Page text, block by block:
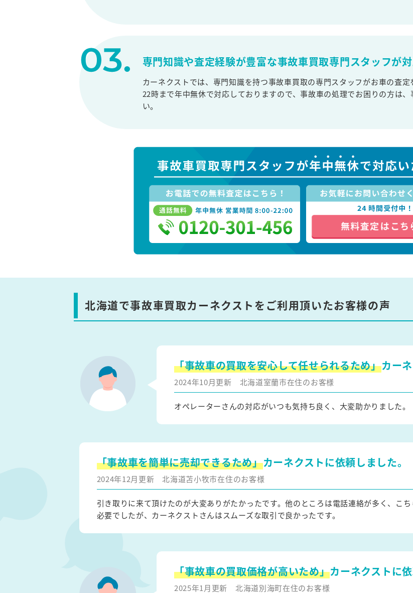
専門知識や査定経験が豊富な事故車買取専門スタッフが
カーネクストでは、専門知識を持つ事故車買取の専門スタッフがお車の査
22時まで年中無休で対応しておりますので、事故車の処理でお困りの方は
い。
北海道で事故車買取カーネクストをご利用頂いたお客様の声
「事故車の買取を安心して任せられるため」カー
2024年10月更新 北海道室蘭市在住のお客様
オペレーターさんの対応がいつも気持ち良く、大変助かりました。
「事故車を簡単に売却できるため」カーネクストに依頼しました。
2024年12月更新北海道苫小牧市在住のお客様
引き取りに来て頂けたのが大変ありがたかったです。他のところは電話連絡が多く、こ
必要でしたが、カーネクストさんはスムーズな取引で良かったです。
「事故車の買取価格が高いため」カーネクストに依
2025年1月更新 北海道別海町在住のお客様